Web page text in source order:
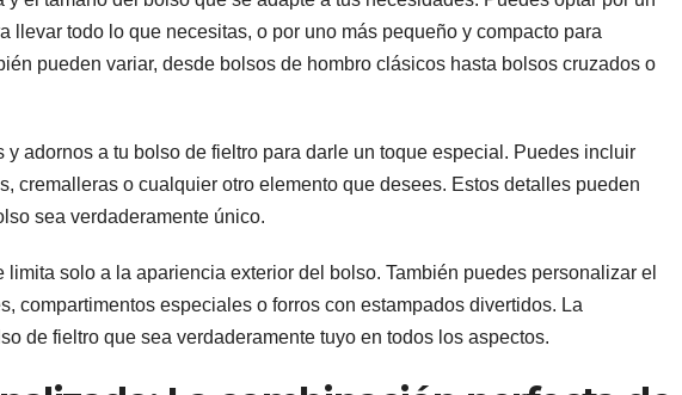
llevar todo lo que necesitas, o por uno más pequeño y compacto para
pueden variar, desde bolsos de hombro clásicos hasta bolsos cruzados o
y adornos a tu bolso de fieltro para darle un toque especial. Puedes incluir
cremalleras o cualquier otro elemento que desees. Estos detalles pueden
sea verdaderamente único.
solo a la apariencia exterior del bolso. También puedes personalizar el
compartimentos especiales o forros con estampados divertidos. La
de fieltro que sea verdaderamente tuyo en todos los aspectos.